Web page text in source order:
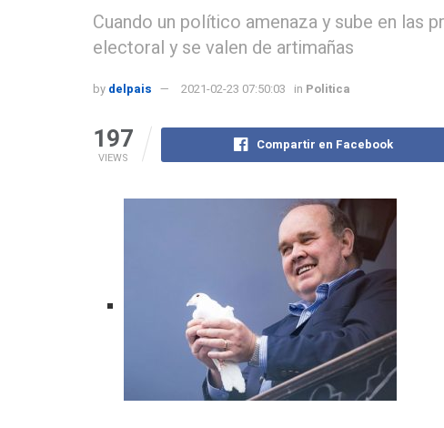
Cuando un político amenaza y sube en las
electoral y se valen de artimañas
by delpais 2021-02-23 07:50:03 in Politica
197
VIEWS
Compartir en Facebook